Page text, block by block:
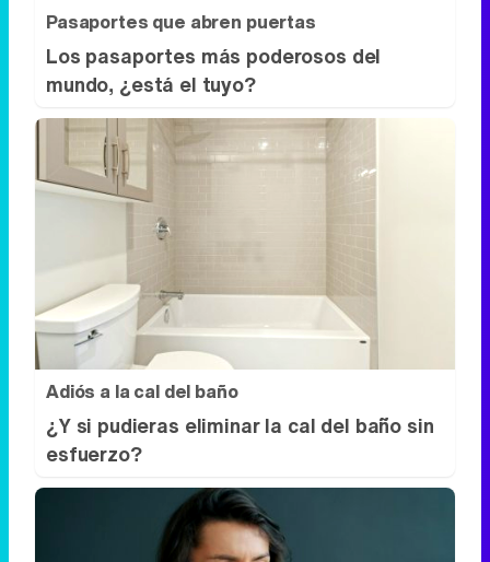
Pasaportes que abren puertas
Los pasaportes más poderosos del
mundo, ¿está el tuyo?
Adiós a la cal del baño
¿Y si pudieras eliminar la cal del baño sin
esfuerzo?